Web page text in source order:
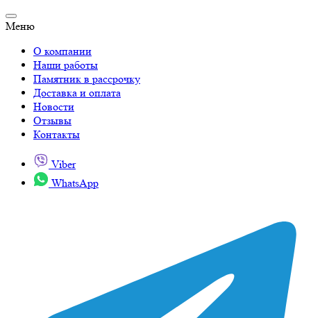
Меню
О компании
Наши работы
Памятник в рассрочку
Доставка и оплата
Новости
Отзывы
Контакты
Viber
WhatsApp